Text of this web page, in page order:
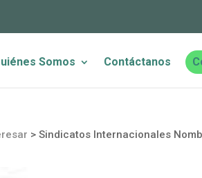
Somos Contáctanos
>Sindicatos Internacionales